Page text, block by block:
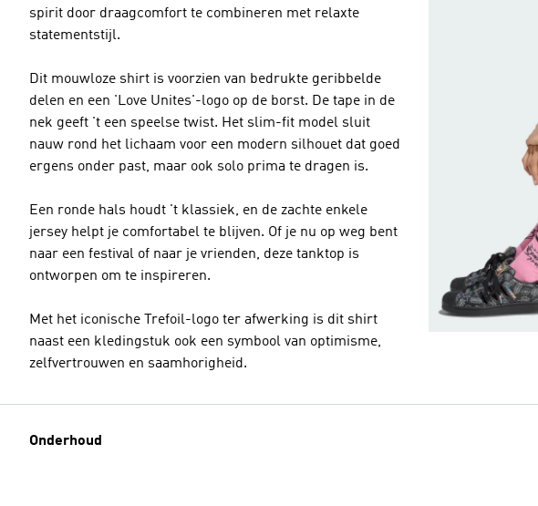
spirit door draagcomfort te combineren met relaxte
statementstijl.
Dit mouwloze shirt is voorzien van bedrukte geribbelde
delen en een 'Love Unites'-logo op de borst. De tape in de
nek geeft 't een speelse twist. Het slim-fit model sluit
nauw rond het lichaam voor een modern silhouet dat goed
ergens onder past, maar ook solo prima te dragen is.
Een ronde hals houdt 't klassiek, en de zachte enkele
jersey helpt je comfortabel te blijven. Of je nu op weg bent
naar een festival of naar je vrienden, deze tanktop is
ontworpen om te inspireren.
Met het iconische Trefoil-logo ter afwerking is dit shirt
naast een kledingstuk ook een symbool van optimisme,
zelfvertrouwen en saamhorigheid.
Onderhoud